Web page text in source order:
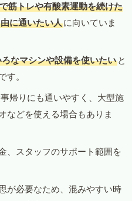
筋トレや有酸素運動を続けた
に通いたい人に向いていま
なマシンや設備を使いたい と
す。
帰りにも通いやすく、大型施
などを使える場合もありま
、スタッフのサポート範囲を
が必要なため、混みやすい時